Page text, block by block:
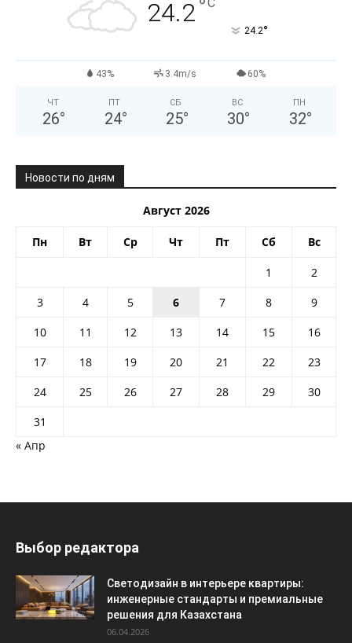
24.2°
24.2°
43% 3.4m/s 60%
ЧТ
26°
ПТ
24°
СБ
25°
ВС
30°
ПН
32°
Новости по дням
Август 2026
Пн Вт Ср Чт Пт Сб Вс
1
2
3
4 5 6 7 8
9
10
11 12 13 14 15
16
17
18 19 20 21 22
23
24
25 26 27 28 29
30
31
« Апр
Выбор редактора
Светодизайн в интерьере квартиры:
инженерные стандарты и премиальные
решения для Казахстана
06.04.2026